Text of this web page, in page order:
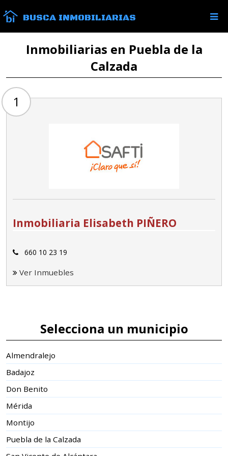
BUSCA INMOBILIARIAS
Inmobiliarias en Puebla de la
Calzada
1
Inmobiliaria Elisabeth PIÑERO
660 10 23 19
Ver Inmuebles
Selecciona un municipio
Almendralejo
Badajoz
Don Benito
Mérida
Montijo
Puebla de la Calzada